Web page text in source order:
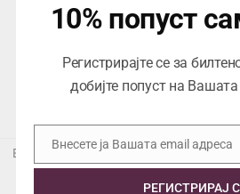
Саб – Нед: 10-
Еуропеан Траде Дооел Скопје,
ЕДБ
10% попуст
Регистрирајте се за
добијте попуст на
Email
Внесете ја Вашата email адреса
РЕГИСТРИРАЈ